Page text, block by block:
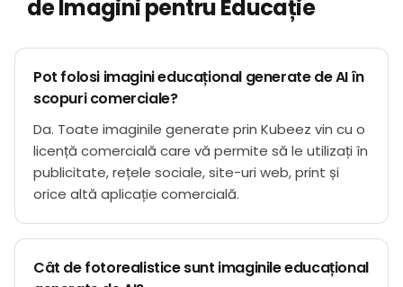
de Imagini pentru Educație
Pot folosi imagini educațional generate de AI în
scopuri comerciale?
Da. Toate imaginile generate prin Kubeez vin cu o
licență comercială care vă permite să le utilizați în
publicitate, rețele sociale, site-uri web, print și
orice altă aplicație comercială.
Cât de fotorealistice sunt imaginile educațional